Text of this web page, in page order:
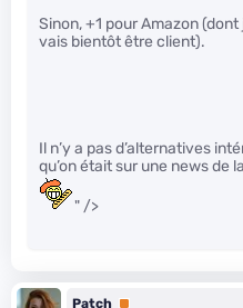
Sinon, +1 pour Amazon
vais bientôt être client).
Il n’y a pas d’alternatives
qu’on était sur une news de
" />
Patch Premium